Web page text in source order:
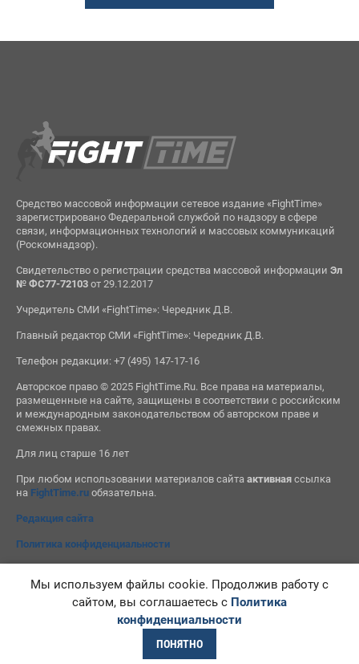
Средство массовой информации сетевое издание «FightTime»
зарегистрировано Федеральной службой по надзору в сфере
связи, информационных технологий и массовых коммуникаций
(Роскомнадзор).
Свидетельство о регистрации средства массовой информации Эл
№ ФС77-72103от 29.12.2017
Учредитель СМИ «FightTime»: Чередник Д.В.
Главный редактор СМИ «FightTime»: Чередник Д.В.
Телефон редакции: +7 (495) 147-17-16
Авторское право © 2025 FightTime.Ru. Все права на материалы,
размещенные на сайте, защищены в соответствии с российским
и международным законодательством об авторском праве и
смежных правах.
Для лиц старше 16 лет
При любом использовании материалов сайта активнаяссылка
на FightTime.ruобязательна.
Редакция сайта
Политика конфиденциальности
Мы используем файлы cookie. Продолжив работу с
сайтом, вы соглашаетесь с Политика
конфиденциальности
ПОНЯТНО